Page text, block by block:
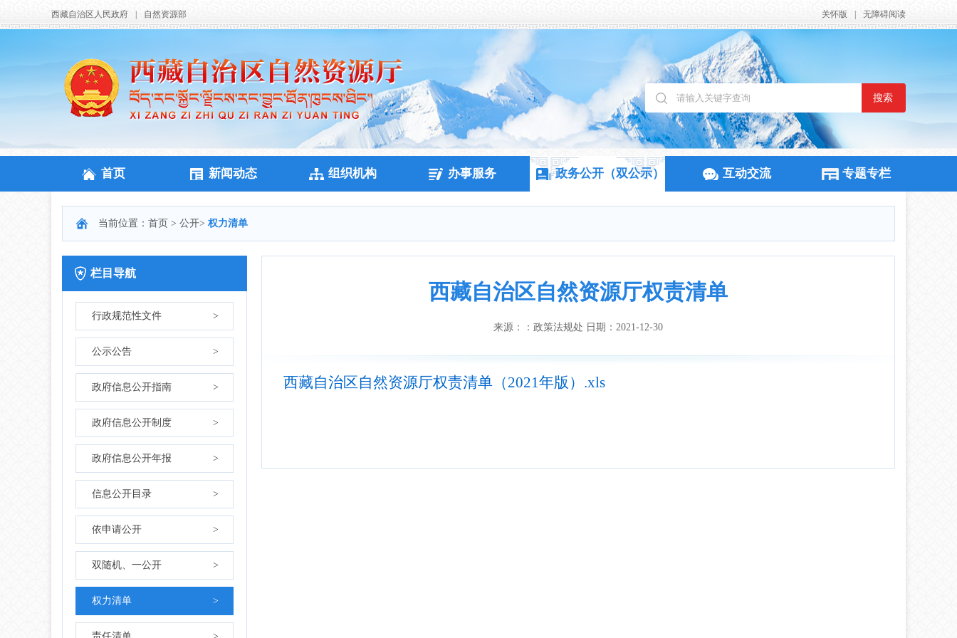
西藏自治区人民政府 自然资源部 无障碍阅读
关怀版
搜索
首页 新闻动态 组织机构 办事服务 政务公开（双公示） 互动交流 专题专栏
当前位置： 首页 > 公开> 权力清单
栏目导航
行政规范性文件 >
公示公告 >
政府信息公开指南 >
政府信息公开制度 >
政府信息公开年报 >
信息公开目录 >
依申请公开 >
双随机、一公开 >
权力清单 >
西藏自治区自然资源厅权责清单
来源： ：政策法规处 日期： 2021-12-30
西藏自治区自然资源厅权责清单（2021年版）.xls